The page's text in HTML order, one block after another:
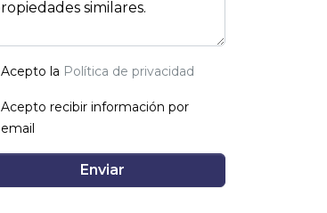
Acepto la Política de privacidad
Acepto recibir información por
email
Enviar